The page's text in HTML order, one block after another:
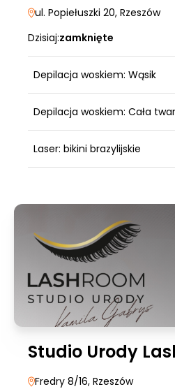
ul. Popiełuszki 20, Rzeszów
Dzisiaj:zamknięte
Depilacja woskiem: Wąsik
Depilacja woskiem: Cała
Laser: bikini brazylijskie
Studio Urody
Fredry 8/16, Rzeszów